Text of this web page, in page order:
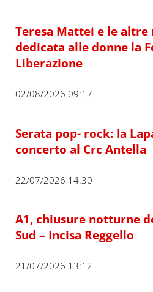
Teresa Mattei e le
dedicata alle donne la
Liberazione
02/08/2026 09:17
Serata pop- rock: la
concerto al Crc Antella
22/07/2026 14:30
A1, chiusure notturne
Sud – Incisa Reggello
21/07/2026 13:12